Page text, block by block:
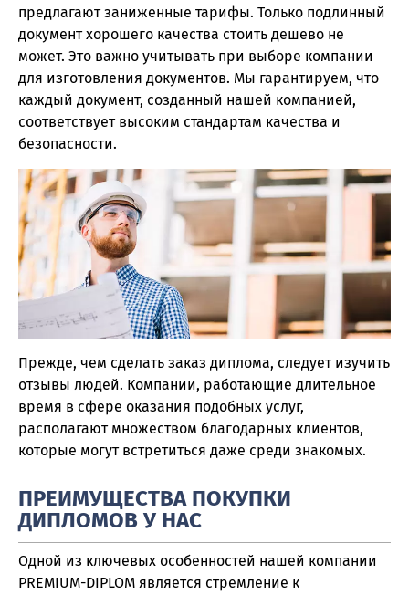
предлагают заниженные тарифы. Только подлинный
документ хорошего качества стоить дешево не
может. Это важно учитывать при выборе компании
для изготовления документов. Мы гарантируем, что
каждый документ, созданный нашей компанией,
соответствует высоким стандартам качества и
безопасности.
Прежде, чем сделать заказ диплома, следует изучить
отзывы людей. Компании, работающие длительное
время в сфере оказания подобных услуг,
располагают множеством благодарных клиентов,
которые могут встретиться даже среди знакомых.
ПРЕИМУЩЕСТВА ПОКУПКИ
ДИПЛОМОВ У НАС
Одной из ключевых особенностей нашей компании
PREMIUM-DIPLOM является стремление к